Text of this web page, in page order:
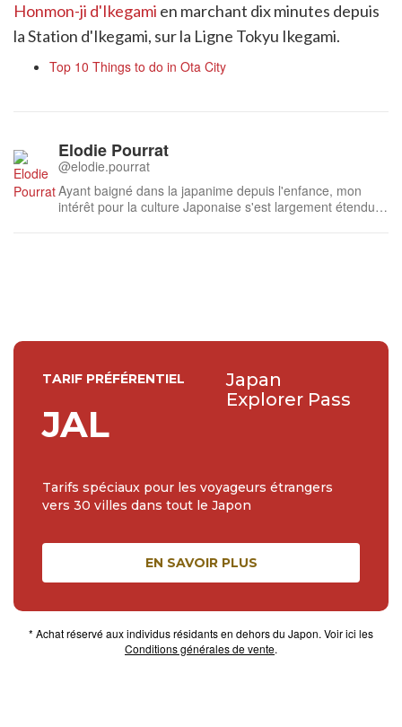
Honmon-ji d'Ikegami en marchant dix minutes depuis
la Station d'Ikegami, sur la Ligne Tokyu Ikegami.
Top 10 Things to do in Ota City
Elodie Pourrat
@elodie.pourrat
Ayant baigné dans la japanime depuis l'enfance, mon
intérêt pour la culture Japonaise s'est largement étendu
TARIF PRÉFÉRENTIEL
JAL
Japan
Explorer Pass
Tarifs spéciaux pour les voyageurs étrangers
vers 30 villes dans tout le Japon
EN SAVOIR PLUS
* Achat réservé aux individus résidants en dehors du Japon. Voir ici les
Conditions générales de vente.